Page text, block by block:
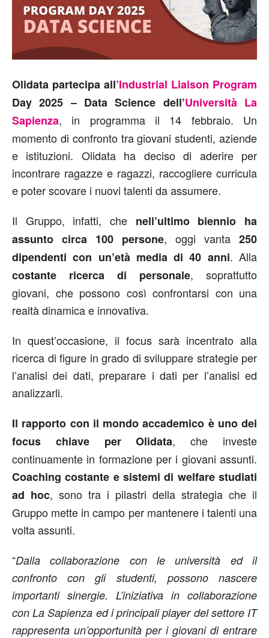
Olidata partecipa all’Industrial Liaison Program
Day 2025 – Data Science dell’Università La
Sapienza, in programma il 14 febbraio. Un
momento di confronto tra giovani studenti, aziende
e istituzioni. Olidata ha deciso di aderire per
incontrare ragazze e ragazzi, raccogliere curricula
e poter scovare i nuovi talenti da assumere.
Il Gruppo, infatti, che nell’ultimo biennio ha
assunto circa 100 persone, oggi vanta 250
dipendenti con un’età media di 40 anni. Alla
costante ricerca di personale, soprattutto
giovani, che possono così confrontarsi con una
realtà dinamica e innovativa.
In quest’occasione, il focus sarà incentrato alla
ricerca di figure in grado di sviluppare strategie per
l’analisi dei dati, preparare i dati per l’analisi ed
analizzarli.
Il rapporto con il mondo accademico è uno dei
focus chiave per Olidata, che investe
continuamente in formazione per i giovani assunti.
Coaching costante e sistemi di welfare studiati
ad hoc, sono tra i pilastri della strategia che il
Gruppo mette in campo per mantenere i talenti una
volta assunti.
“Dalla collaborazione con le università ed il
confronto con gli studenti, possono nascere
importanti sinergie. L’iniziativa in collaborazione
con La Sapienza ed i principali player del settore IT
rappresenta un’opportunità per i giovani di entrare